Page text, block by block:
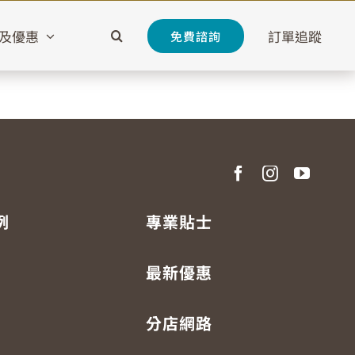
優惠 免費諮詢 訂單追蹤
專業貼士
最新優惠
分店網路